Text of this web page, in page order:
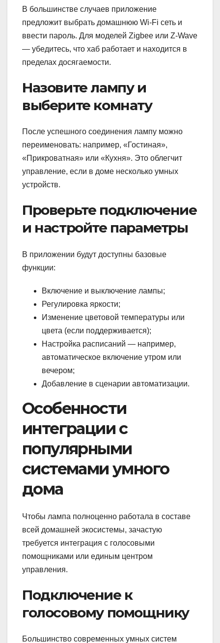
В большинстве случаев приложение
предложит выбрать домашнюю Wi-Fi сеть и
ввести пароль. Для моделей Zigbee или Z-Wave
— убедитесь, что хаб работает и находится в
пределах досягаемости.
Назовите лампу и
выберите комнату
После успешного соединения лампу можно
переименовать: например, «Гостиная»,
«Прикроватная» или «Кухня». Это облегчит
управление, если в доме несколько умных
устройств.
Проверьте подключение
и настройте параметры
В приложении будут доступны базовые
функции:
Включение и выключение лампы;
Регулировка яркости;
Изменение цветовой температуры или
цвета (если поддерживается);
Настройка расписаний — например,
автоматическое включение утром или
вечером;
Добавление в сценарии автоматизации.
Особенности
интеграции с
популярными
системами умного
дома
Чтобы лампа полноценно работала в составе
всей домашней экосистемы, зачастую
требуется интеграция с голосовыми
помощниками или единым центром
управления.
Подключение к
голосовому помощнику
Большинство современных умных систем